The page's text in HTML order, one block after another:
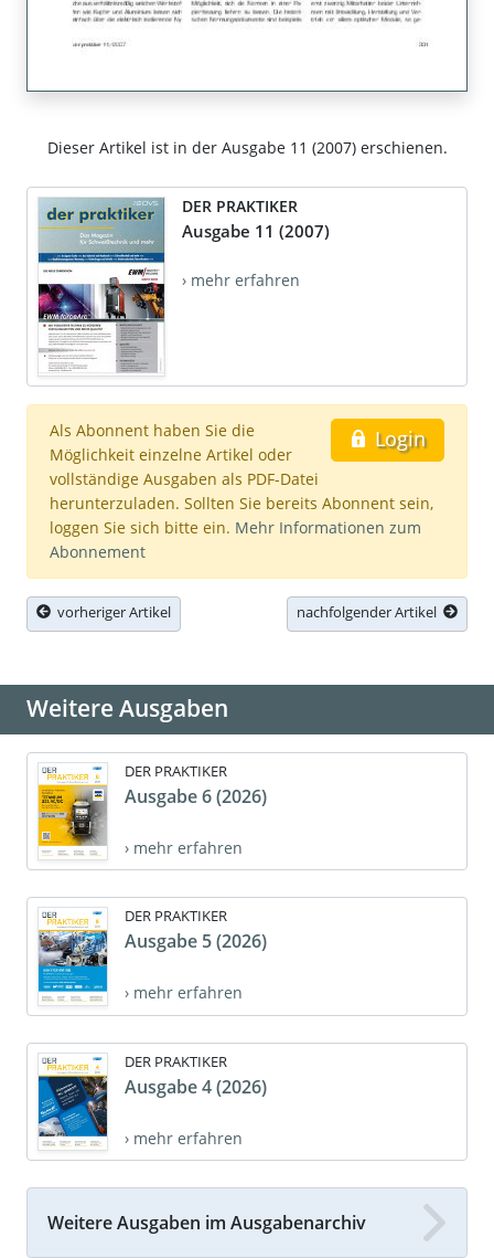
Dieser Artikel ist in der Ausgabe 11 (2007) erschienen.
DER PRAKTIKER
Ausgabe 11 (2007)
› mehr erfahren
Login
Als Abonnent haben Sie die
Möglichkeit einzelne Artikel oder
vollständige Ausgaben als PDF-Datei
herunterzuladen. Sollten Sie bereits Abonnent sein,
loggen Sie sich bitte ein. Mehr Informationen zum
Abonnement
vorheriger Artikel nachfolgender Artikel
Weitere Ausgaben
DER PRAKTIKER
Ausgabe 6 (2026)
› mehr erfahren
DER PRAKTIKER
Ausgabe 5 (2026)
› mehr erfahren
DER PRAKTIKER
Ausgabe 4 (2026)
› mehr erfahren
Weitere Ausgaben im Ausgabenarchiv